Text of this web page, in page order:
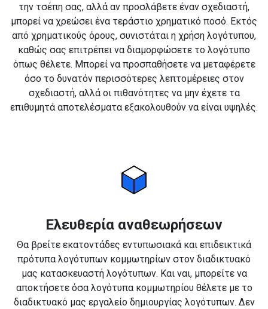
την τσέπη σας, αλλά αν προσλάβετε έναν σχεδιαστή,
μπορεί να χρεώσει ένα τεράστιο χρηματικό ποσό. Εκτός
από χρηματικούς όρους, συνιστάται η χρήση λογότυπου,
καθώς σας επιτρέπει να διαμορφώσετε το λογότυπο
όπως θέλετε. Μπορεί να προσπαθήσετε να μεταφέρετε
όσο το δυνατόν περισσότερες λεπτομέρειες στον
σχεδιαστή, αλλά οι πιθανότητες να μην έχετε τα
επιθυμητά αποτελέσματα εξακολουθούν να είναι υψηλές.
Ελευθερία αναθεωρήσεων
Θα βρείτε εκατοντάδες εντυπωσιακά και επιδεικτικά
πρότυπα λογότυπων κομμωτηρίων στον διαδικτυακό
μας κατασκευαστή λογότυπων. Και ναι, μπορείτε να
αποκτήσετε όσα λογότυπα κομμωτηρίου θέλετε με το
διαδικτυακό μας εργαλείο δημιουργίας λογότυπων. Δεν